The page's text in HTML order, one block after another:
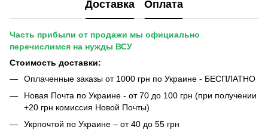
Доставка Оплата
Часть прибыли от продажи мы официально
перечислимся на нужды ВСУ
Стоимость доставки:
Оплаченные заказы от 1000 грн по Украине - БЕСПЛАТНО
Новая Почта по Украине - от 70 до 100 грн (при получении
+20 грн комиссия Новой Почты)
Укрпочтой по Украине – от 40 до 55 грн